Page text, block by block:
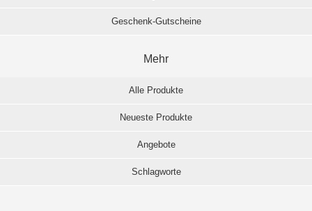
Geschenk-Gutscheine
Mehr
Alle Produkte
Neueste Produkte
Angebote
Schlagworte